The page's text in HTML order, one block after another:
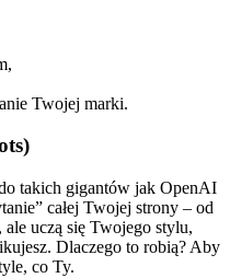
Twojej marki.
takich gigantów jak OpenAI
całej Twojej strony – od
uczą się Twojego stylu,
Dlaczego to robią? Aby
co Ty.